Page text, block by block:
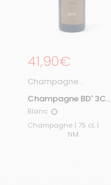
Prix régulier
41,90€
Champagne
Champagne BD' 3C
Brut Nature
Blanc Blanc
Champagne | 75 cL |
NM